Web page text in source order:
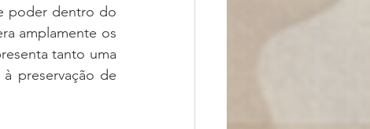
poder dentro do
amplamente os
tanto uma
preservação de